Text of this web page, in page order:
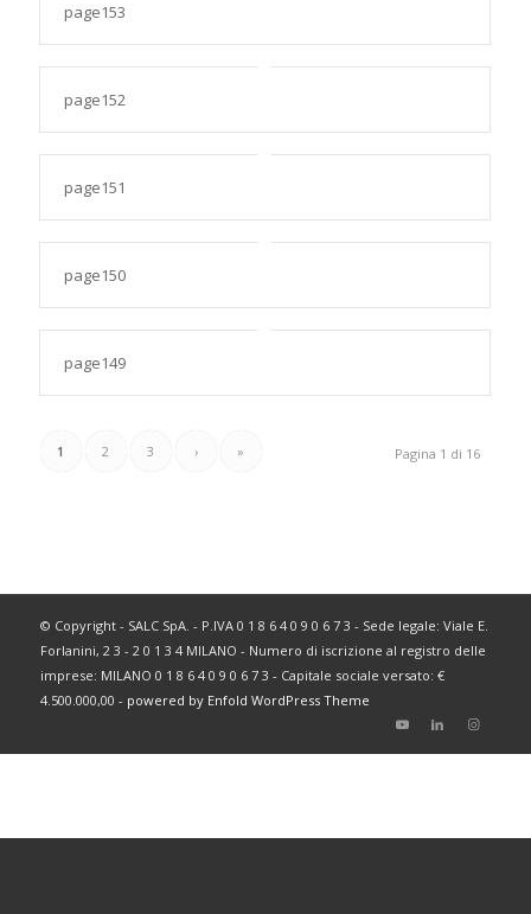
page153
page152
page151
page150
page149
Pagina 1 di 16
1 2 3 › »
© Copyright - SALC SpA. - P.IVA 0 1 8 6 4 0 9 0 6 7 3 - Sede legale: Viale E.
Forlanini, 2 3 - 2 0 1 3 4 MILANO - Numero di iscrizione al registro delle
imprese: MILANO 0 1 8 6 4 0 9 0 6 7 3 - Capitale sociale versato: €
4.500.000,00 - powered by Enfold WordPress Theme